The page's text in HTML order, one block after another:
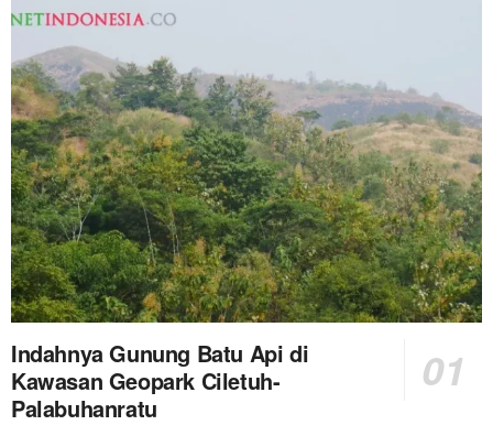
Indahnya Gunung Batu Api di
Kawasan Geopark Ciletuh-
Palabuhanratu